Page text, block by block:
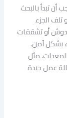
تبدأ بالبحث
تلف الجزء
أو تشققات
بشكل آمن.
مثل
عمل جيدة